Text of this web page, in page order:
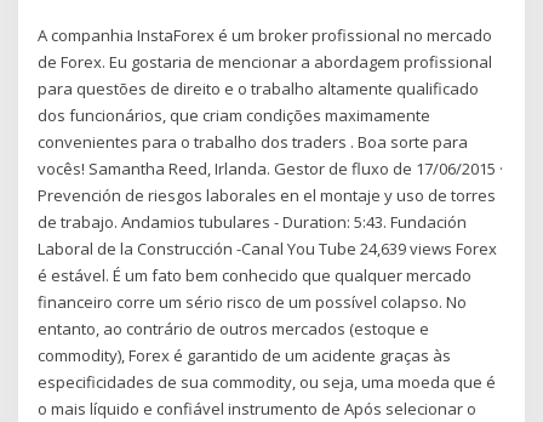
A companhia InstaForex é um broker profissional no mercado
de Forex. Eu gostaria de mencionar a abordagem profissional
para questões de direito e o trabalho altamente qualificado
dos funcionários, que criam condições maximamente
convenientes para o trabalho dos traders . Boa sorte para
vocês! Samantha Reed, Irlanda. Gestor de fluxo de 17/06/2015 ·
Prevención de riesgos laborales en el montaje y uso de torres
de trabajo. Andamios tubulares - Duration: 5:43. Fundación
Laboral de la Construcción -Canal You Tube 24,639 views Forex
é estável. É um fato bem conhecido que qualquer mercado
financeiro corre um sério risco de um possível colapso. No
entanto, ao contrário de outros mercados (estoque e
commodity), Forex é garantido de um acidente graças às
especificidades de sua commodity, ou seja, uma moeda que é
o mais líquido e confiável instrumento de Após selecionar o